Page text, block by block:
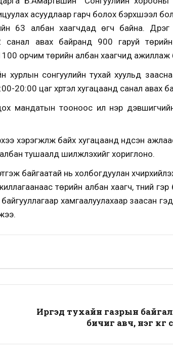
асуудлаар гарч болох бэрхшээл
63 албан хаагчдад өгч байна. Дүүрэг
санал авах байранд 900 гаруй
орчим төрийн албан хаагчид ажиллаж
хурлын сонгуулийн тухай хуульд
20:00 цаг хүртэл хугацаанд санал авах
мандатын тооноос илүү нэр
хэрэгжүүлж байх хугацаанд үндсэн
тушаалд шилжүүлэхийг хориглоно.
байгаатай нь холбогдуулан
төрийн албан хаагч, түүний гэр
хамгаалуулахаар заасан
Иргэд тухайн газрын
бичиг авч, нэг кг